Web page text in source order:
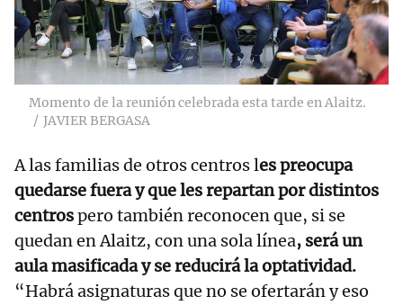
Momento de la reunión celebrada esta tarde en Alaitz.
JAVIER BERGASA
A las familias de otros centros les preocupa
quedarse fuera y que les repartan por distintos
centrospero también reconocen que, si se
quedan en Alaitz, con una sola línea, será un
aula masificada y se reducirá la optatividad.
“Habrá asignaturas que no se ofertarán y eso